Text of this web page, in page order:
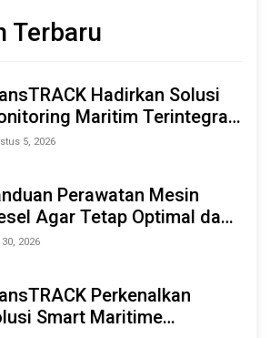
Terbaru
Hadirkan Solusi
Maritim Terintegrasi
AI & IoT di Indonesia
5, 2026
Perawatan Mesin
Agar Tetap Optimal dan
Lama
2026
Perkenalkan
Smart Maritime